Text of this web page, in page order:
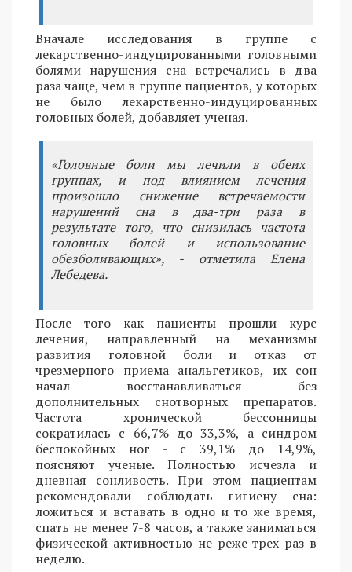
Вначале исследования в группе с
лекарственно-индуцированными головными
болями нарушения сна встречались в два
раза чаще, чем в группе пациентов, у которых
не было лекарственно-индуцированных
головных болей, добавляет ученая.
«Головные боли мы лечили в обеих
группах, и под влиянием лечения
произошло снижение встречаемости
нарушений сна в два-три раза в
результате того, что снизилась частота
головных болей и использование
обезболивающих», - отметила Елена
Лебедева.
После того как пациенты прошли курс
лечения, направленный на механизмы
развития головной боли и отказ от
чрезмерного приема анальгетиков, их сон
начал восстанавливаться без
дополнительных снотворных препаратов.
Частота хронической бессонницы
сократилась с 66,7% до 33,3%, а синдром
беспокойных ног - с 39,1% до 14,9%,
поясняют ученые. Полностью исчезла и
дневная сонливость. При этом пациентам
рекомендовали соблюдать гигиену сна:
ложиться и вставать в одно и то же время,
спать не менее 7-8 часов, а также заниматься
физической активностью не реже трех раз в
неделю.